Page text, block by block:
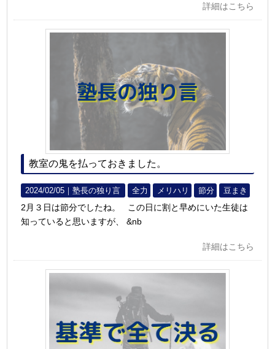
詳細はこちら
教室の鬼を払っておきました。
2024/02/05｜塾長の独り言 全力 メリハリ 節分 豆まき
2月３日は節分でしたね。 この日に割と早めにいた生徒は
知っていると思いますが、 &nb
詳細はこちら